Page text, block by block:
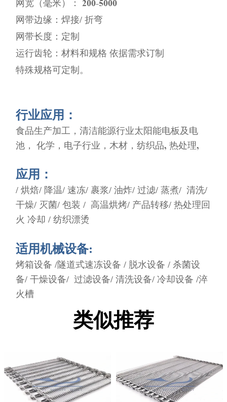
网宽（毫米）： 200-5000
网带边缘：焊接/ 折弯
网带长度：定制
运行齿轮：材料和规格 依据需求订制
特殊规格可定制。
行业应用：
食品生产加工，清洁能源行业太阳能电板及电
池， 化学，电子行业，木材，纺织品, 热处理,
应用：
/ 烘焙/ 降温/ 速冻/ 裹浆/ 油炸/ 过滤/ 蒸煮/ 清洗/
干燥/ 灭菌/ 包装 / 高温烘烤/ 产品转移/ 热处理回
火 冷却 / 纺织漂烫
适用机械设备:
烤箱设备 /隧道式速冻设备 / 脱水设备 / 杀菌设
备/ 干燥设备/ 过滤设备/ 清洗设备/ 冷却设备 /淬
火槽
类似推荐